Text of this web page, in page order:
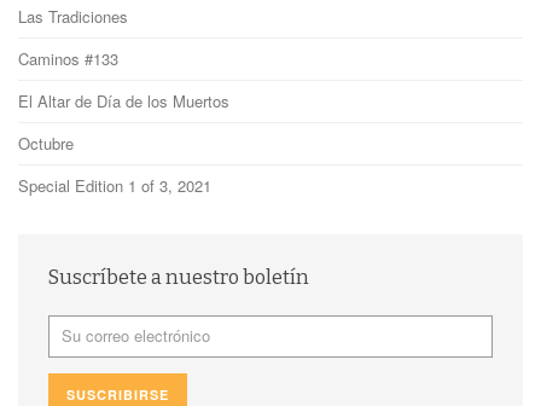
Las Tradiciones
Caminos #133
El Altar de Día de los Muertos
Octubre
Special Edition 1 of 3, 2021
Suscríbete a nuestro boletín